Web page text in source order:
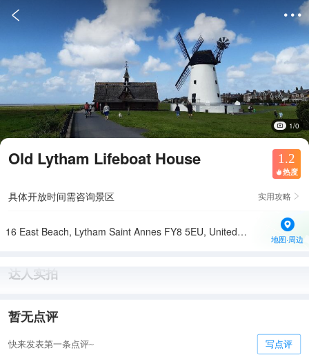
 
1/0
Old Lytham Lifeboat House 1.2
 热度
具体开放时间需咨询景区 实用攻略 
16 East Beach, Lytham Saint Annes FY8 5EU, United Kingdom
地图·周边
达人实拍
暂无点评
快来发表第一条点评~ 写点评